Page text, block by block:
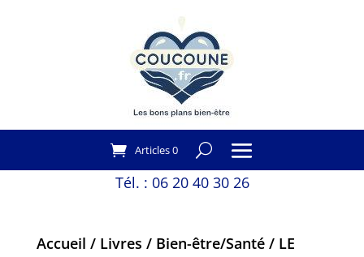
Articles 0
Tél. : 06 20 40 30 26
Accueil / Livres / Bien-être/Santé/ LE